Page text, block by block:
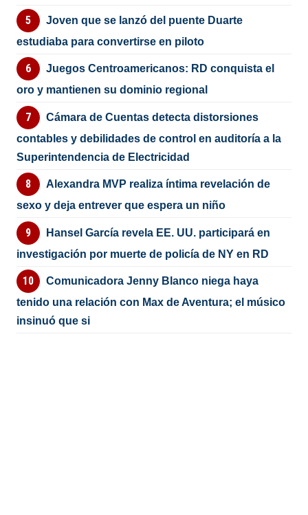
Joven que se lanzó del puente Duarte
estudiaba para convertirse en piloto
Juegos Centroamericanos: RD conquista el
oro y mantienen su dominio regional
Cámara de Cuentas detecta distorsiones
contables y debilidades de control en auditoría a la
Superintendencia de Electricidad
Alexandra MVP realiza íntima revelación de
sexo y deja entrever que espera un niño
Hansel García revela EE. UU. participará en
investigación por muerte de policía de NY en RD
Comunicadora Jenny Blanco niega haya
tenido una relación con Max de Aventura; el músico
insinuó que si